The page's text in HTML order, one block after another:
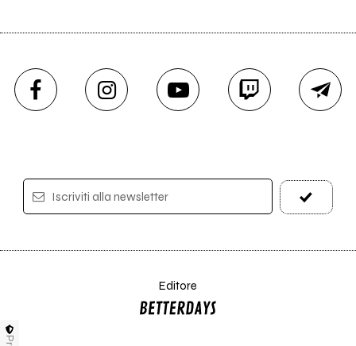
Iscriviti alla newsletter
Editore